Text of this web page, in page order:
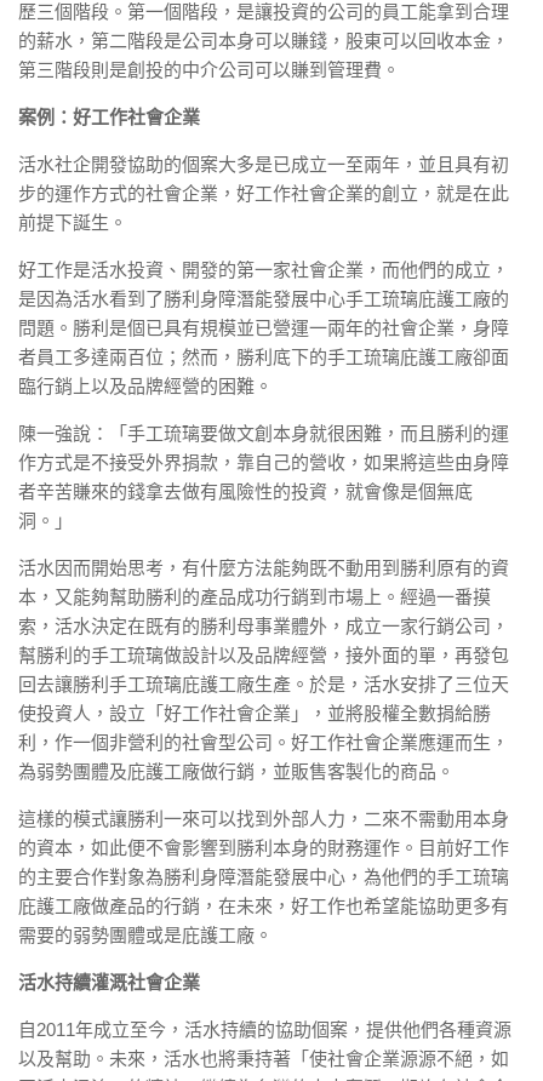
歷三個階段。第一個階段，是讓投資的公司的員工能拿到合理
的薪水，第二階段是公司本身可以賺錢，股東可以回收本金，
第三階段則是創投的中介公司可以賺到管理費。
案例：好工作社會企業
活水社企開發協助的個案大多是已成立一至兩年，並且具有初
步的運作方式的社會企業，好工作社會企業的創立，就是在此
前提下誕生。
好工作是活水投資、開發的第一家社會企業，而他們的成立，
是因為活水看到了勝利身障潛能發展中心手工琉璃庇護工廠的
問題。勝利是個已具有規模並已營運一兩年的社會企業，身障
者員工多達兩百位；然而，勝利底下的手工琉璃庇護工廠卻面
臨行銷上以及品牌經營的困難。
陳一強說：「手工琉璃要做文創本身就很困難，而且勝利的運
作方式是不接受外界捐款，靠自己的營收，如果將這些由身障
者辛苦賺來的錢拿去做有風險性的投資，就會像是個無底
洞。」
活水因而開始思考，有什麼方法能夠既不動用到勝利原有的資
本，又能夠幫助勝利的產品成功行銷到市場上。經過一番摸
索，活水決定在既有的勝利母事業體外，成立一家行銷公司，
幫勝利的手工琉璃做設計以及品牌經營，接外面的單，再發包
回去讓勝利手工琉璃庇護工廠生產。於是，活水安排了三位天
使投資人，設立「好工作社會企業」，並將股權全數捐給勝
利，作一個非營利的社會型公司。好工作社會企業應運而生，
為弱勢團體及庇護工廠做行銷，並販售客製化的商品。
這樣的模式讓勝利一來可以找到外部人力，二來不需動用本身
的資本，如此便不會影響到勝利本身的財務運作。目前好工作
的主要合作對象為勝利身障潛能發展中心，為他們的手工琉璃
庇護工廠做產品的行銷，在未來，好工作也希望能協助更多有
需要的弱勢團體或是庇護工廠。
活水持續灌溉社會企業
自2011年成立至今，活水持續的協助個案，提供他們各種資源
以及幫助。未來，活水也將秉持著「使社會企業源源不絕，如